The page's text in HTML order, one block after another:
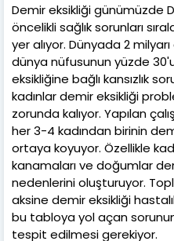
Demir eksikliği günümüzde
öncelikli sağlık sorunları
yer alıyor. Dünyada 2
dünya nüfusunun yüzde
eksikliğine bağlı kansızlık
kadınlar demir eksikliği
zorunda kalıyor. Yapılan
her 3-4 kadından birinin
ortaya koyuyor. Özellikle
kanamaları ve doğumlar
nedenlerini oluşturuyor.
aksine demir eksikliği
bu tabloya yol açan
tespit edilmesi gerekiyor.